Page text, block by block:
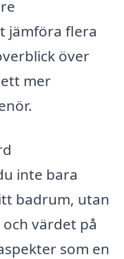
jämföra flera
över
mer
inte bara
badrum, utan
värdet på
som en